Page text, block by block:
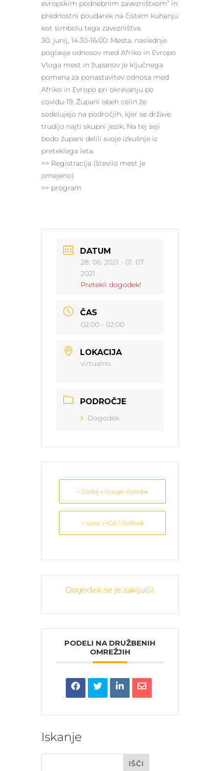
evropskim podnebnim zavezništvom” in
prednostni poudarek na čistem kuhanju
kot simbolu tega zavezništva.
30. junij, 14.30-16.00: Mesta, naslednje
poglavje odnosov med Afriko in Evropo
Vloga mest in županov je ključnega
pomena za ponastavitev odnosa med
Afriko in Evropo pri okrevanju po
covidu-19. Župani obeh celin že
sodelujejo na področjih, kjer se države
trudijo najti skupni jezik. Na tej seji
bodo župani delili svoje izkušnje iz
preteklega leta.
>> Registracija (število mest je
omejeno)
>> program
DATUM
28. 06. 2021 - 01. 07.
2021
Pretekli dogodek!
ČAS
02:00 - 02:00
LOKACIJA
virtualno
PODROČJE
Dogodek
+ Dodaj v Google Koledar
+ Izvoz v iCal / Outlook
Dogodek se je zaključil.
PODELI NA DRUŽBENIH
OMREŽJIH
Iskanje